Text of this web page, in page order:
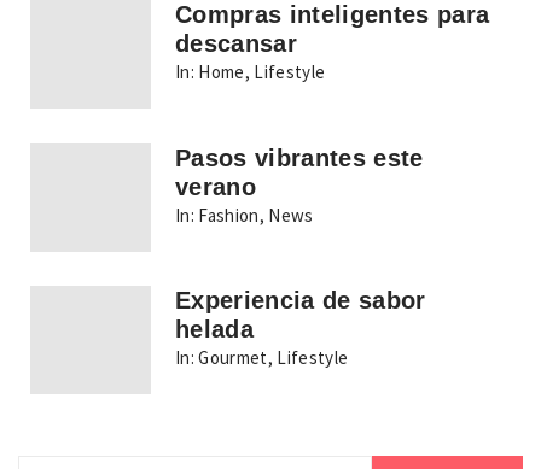
Compras inteligentes para
descansar
In: Home, Lifestyle
Pasos vibrantes este
verano
In: Fashion, News
Experiencia de sabor
helada
In: Gourmet, Lifestyle